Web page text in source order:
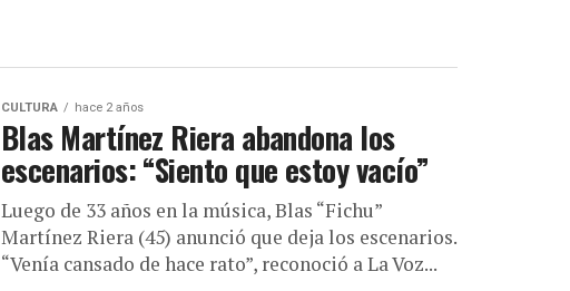
CULTURA hace 2 años
Blas Martínez Riera abandona los
escenarios: “Siento que estoy vacío”
Luego de 33 años en la música, Blas “Fichu”
Martínez Riera (45) anunció que deja los escenarios.
“Venía cansado de hace rato”, reconoció a La Voz...